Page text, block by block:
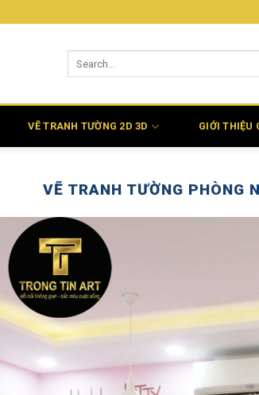
VẼ TRANH TƯỜNG 2D 3D GIỚI THIỆU
VẼ TRANH TƯỜNG PHÒNG